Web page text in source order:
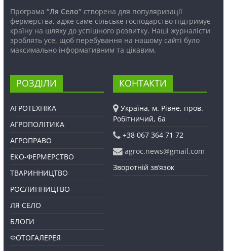
Програма “Ля Село”створена для популяризації
фермерства, адже саме сільське господарство підтримує
країну на шляху до успішного розвитку. Наші журналісти
зроблять усе, щоб перебування на нашому сайті було
максимально інформативним та цікавим.
РОЗДІЛИ
АГРОТЕХНІКА
АГРОПОЛІТИКА
АГРОПРАВО
ЕКО-ФЕРМЕРСТВО
ТВАРИННИЦТВО
РОСЛИННИЦТВО
ЛЯ СЕЛО
БЛОГИ
ФОТОГАЛЕРЕЯ
КОНТАКТИ
Україна, м. Рівне, пров.
Робітничий, 6а
+38 067 364 71 72
agroc.news@gmail.com
Зворотній зв’язок